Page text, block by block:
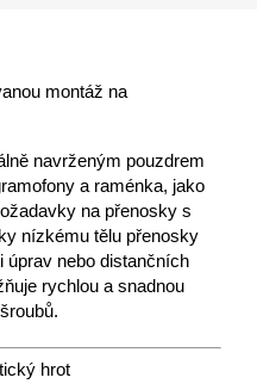
montáž na
navrženým pouzdrem
a raménka, jako
na přenosky s
nízkému tělu přenosky
úprav nebo distančních
rychlou a snadnou
hrot